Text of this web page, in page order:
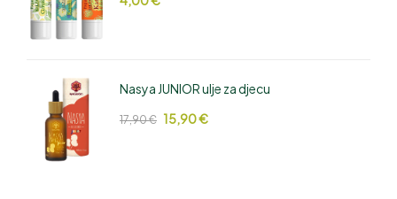
Nasya JUNIOR ulje za djecu
17,90€ 15,90€